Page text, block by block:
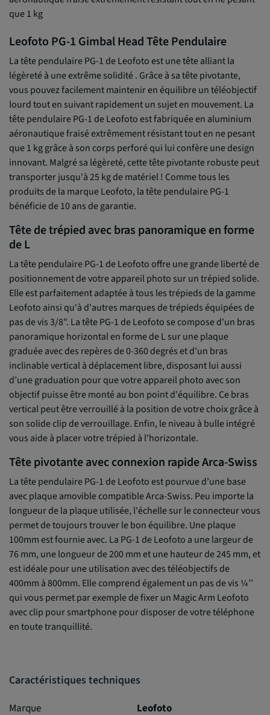
que 1 kg
Leofoto PG-1 Gimbal Head Tête Pendulaire
La tête pendulaire PG-1 de Leofoto est une tête alliant la
légèreté à une extrême solidité . Grâce à sa tête pivotante,
vous pouvez facilement maintenir en équilibre un téléobjectif
lourd tout en suivant rapidement un sujet en mouvement. La
tête pendulaire PG-1 de Leofoto est fabriquée en aluminium
aéronautique fraisé extrêmement résistant tout en ne pesant
que 1 kg grâce à son corps perforé qui lui confère une design
innovant. Malgré sa légèreté, cette tête pivotante robuste peut
transporter jusqu'à 25 kg de matériel ! Comme tous les
produits de la marque Leofoto, la tête pendulaire PG-1
bénéficie de 10 ans de garantie.
Tête de trépied avec bras panoramique en forme
de L
La tête pendulaire PG-1 de Leofoto offre une grande liberté de
positionnement de votre appareil photo sur un trépied solide.
Elle est parfaitement adaptée à tous les trépieds de la gamme
Leofoto ainsi qu'à d'autres marques de trépieds équipées de
pas de vis 3/8". La tête PG-1 de Leofoto se compose d'un bras
panoramique horizontal en forme de L sur une plaque
graduée avec des repères de 0-360 degrés et d'un bras
inclinable vertical à déplacement libre, disposant lui aussi
d’une graduation pour que votre appareil photo avec son
objectif puisse être monté au bon point d'équilibre. Ce bras
vertical peut être verrouillé à la position de votre choix grâce à
son solide clip de verrouillage. Enfin, le niveau à bulle intégré
vous aide à placer votre trépied à l'horizontale.
Tête pivotante avec connexion rapide Arca-Swiss
La tête pendulaire PG-1 de Leofoto est pourvue d’une base
avec plaque amovible compatible Arca-Swiss. Peu importe la
longueur de la plaque utilisée, l'échelle sur le connecteur vous
permet de toujours trouver le bon équilibre. Une plaque
100mm est fournie avec. La PG-1 de Leofoto a une largeur de
76 mm, une longueur de 200 mm et une hauteur de 245 mm, et
est idéale pour une utilisation avec des téléobjectifs de
400mm à 800mm. Elle comprend également un pas de vis ¼’’
qui vous permet par exemple de fixer un Magic Arm Leofoto
avec clip pour smartphone pour disposer de votre téléphone
en toute tranquillité.
Caractéristiques techniques
Marque
Leofoto